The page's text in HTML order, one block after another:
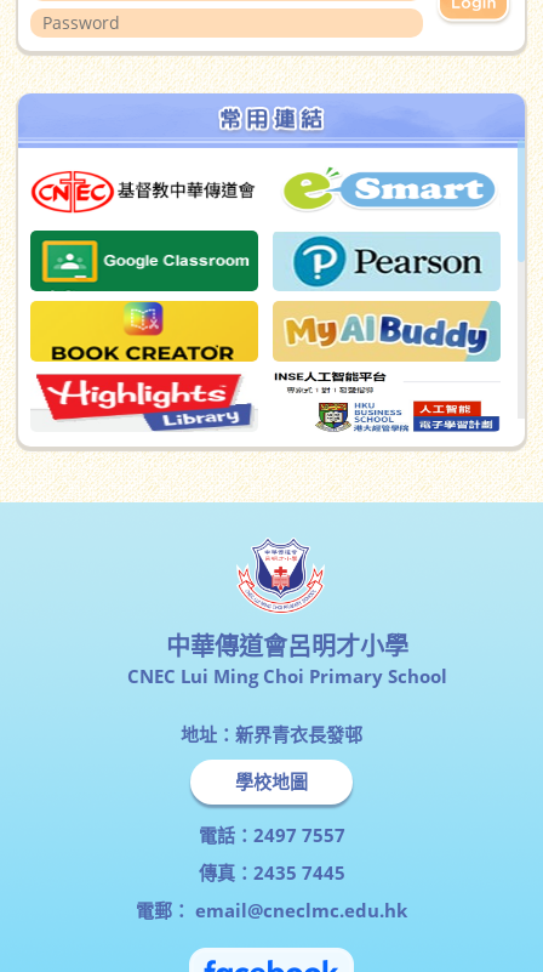
7月1日「回歸廿九載 葵青拓新天升
旗禮」
中華傳道會呂明才小學
CNEC Lui Ming Choi Primary School
地址：新界青衣長發邨
電話：2497 7557
傳真：2435 7445
email@cneclmc.edu.hk
Copyright © by 2023 CNEC Lui Ming Choi Primary School. All Rights